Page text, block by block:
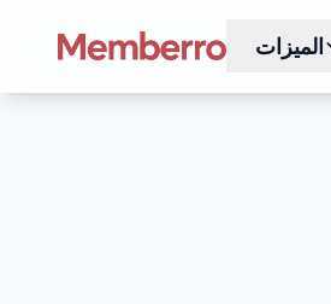
الميزات